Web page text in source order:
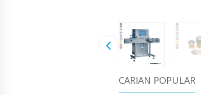
CARIAN POPULAR